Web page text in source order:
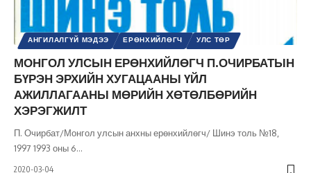
АНГИЛАЛГҮЙ МЭДЭЭ ЕРӨНХИЙЛӨГЧ УЛС ТӨР
МОНГОЛ УЛСЫН ЕРӨНХИЙЛӨГЧ П.ОЧИРБАТЫН
БҮРЭН ЭРХИЙН ХУГАЦААНЫ ҮЙЛ
АЖИЛЛАГААНЫ МӨРИЙН ХӨТӨЛБӨРИЙН
ХЭРЭГЖИЛТ
П. Очирбат/Монгол улсын анхны ерөнхийлөгч/ Шинэ толь №18,
1997 1993 оны 6…
2020-03-04